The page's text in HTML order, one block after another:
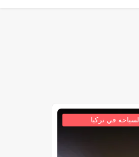
السياحة في تركيا